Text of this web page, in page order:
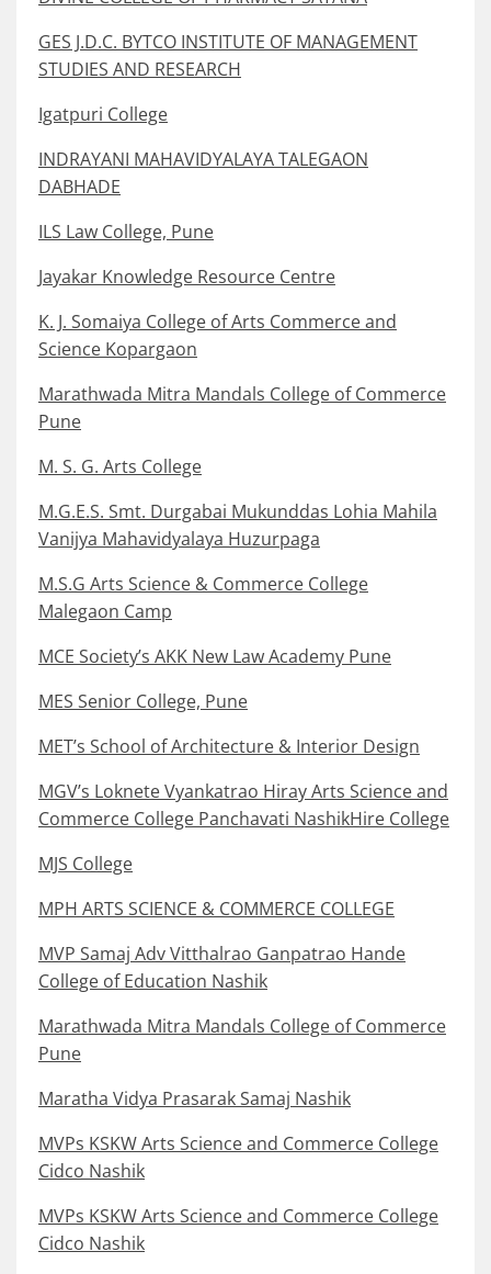
GES J.D.C. BYTCO INSTITUTE OF MANAGEMENT
STUDIES AND RESEARCH
Igatpuri College
INDRAYANI MAHAVIDYALAYA TALEGAON
DABHADE
ILS Law College, Pune
Jayakar Knowledge Resource Centre
K. J. Somaiya College of Arts Commerce and
Science Kopargaon
Marathwada Mitra Mandals College of Commerce
Pune
M. S. G. Arts College
M.G.E.S. Smt. Durgabai Mukunddas Lohia Mahila
Vanijya Mahavidyalaya Huzurpaga
M.S.G Arts Science & Commerce College
Malegaon Camp
MCE Society’s AKK New Law Academy Pune
MES Senior College, Pune
MET’s School of Architecture & Interior Design
MGV’s Loknete Vyankatrao Hiray Arts Science and
Commerce College Panchavati NashikHire College
MJS College
MPH ARTS SCIENCE & COMMERCE COLLEGE
MVP Samaj Adv Vitthalrao Ganpatrao Hande
College of Education Nashik
Marathwada Mitra Mandals College of Commerce
Pune
Maratha Vidya Prasarak Samaj Nashik
MVPs KSKW Arts Science and Commerce College
Cidco Nashik
MVPs KSKW Arts Science and Commerce College
Cidco Nashik